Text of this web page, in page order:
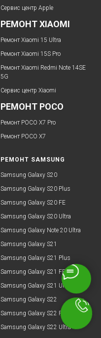
Сервис центр Apple
РЕМОНТ XIAOMI
Ремонт Xiaomi 15 Ultra
Ремонт Xiaomi 15S Pro
Ремонт Xiaomi Redmi Note 14SE
5G
Сервис центр Xiaomi
РЕМОНТ POCO
Ремонт POCO X7 Pro
Ремонт POCO X7
РЕМОНТ SAMSUNG
Samsung Galaxy S20
Samsung Galaxy S20 Plus
Samsung Galaxy S20 FE
Samsung Galaxy S20 Ultra
Samsung Galaxy Note 20 Ultra
Samsung Galaxy S21
Samsung Galaxy S21 Plus
Samsung Galaxy S21 FE
Samsung Galaxy S21 Ultra
Samsung Galaxy S22
Samsung Galaxy S22 Plus
Samsung Galaxy S22 Ultra